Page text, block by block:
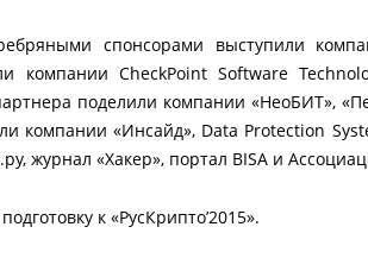
спонсорами выступили
компании CheckPoint Software
поделили компании «НеоБИТ»,
компании «Инсайд», Data Protection
«Хакер», портал BISA и
к «РусКрипто’2015».